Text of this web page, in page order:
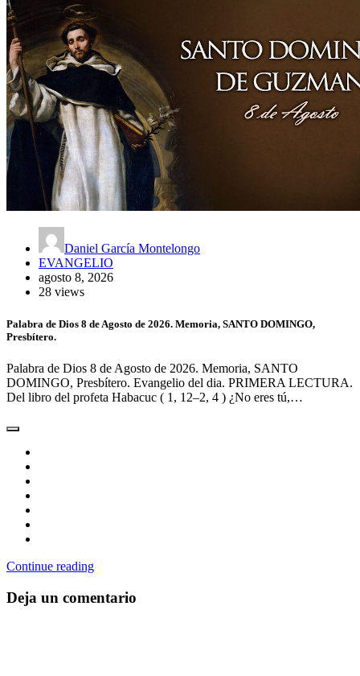
Daniel García Montelongo
EVANGELIO
agosto 8, 2026
28 views
Palabra de Dios 8 de Agosto de 2026. Memoria, SANTO DOMINGO,
Presbítero.
Palabra de Dios 8 de Agosto de 2026. Memoria, SANTO
DOMINGO, Presbítero. Evangelio del dia. PRIMERA LECTURA.
Del libro del profeta Habacuc ( 1, 12–2, 4 ) ¿No eres tú,…
Continue reading
Deja un comentario